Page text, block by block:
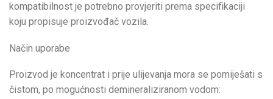
kompatibilnost je potrebno provjeriti prema specifikaciji
koju propisuje proizvođač vozila.
Način uporabe
Proizvod je koncentrat i prije ulijevanja mora se pomiješati s
čistom, po mogućnosti demineraliziranom vodom: